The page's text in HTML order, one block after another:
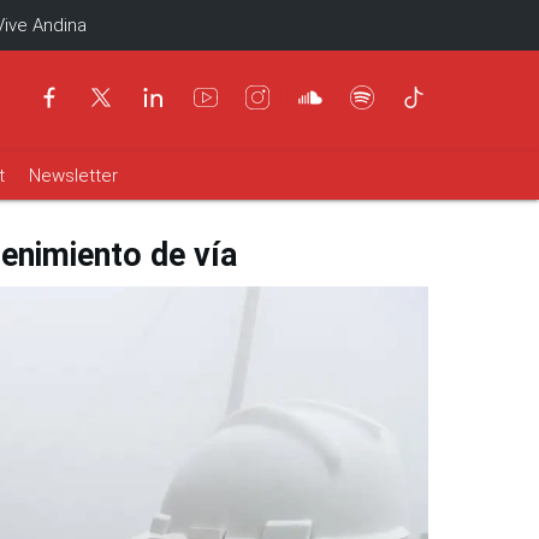
Andina
Newsletter
de vía